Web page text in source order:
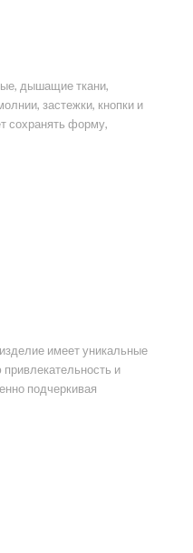
дышащие ткани,
застежки, кнопки и
сохранять форму,
имеет уникальные
и
подчеркивая